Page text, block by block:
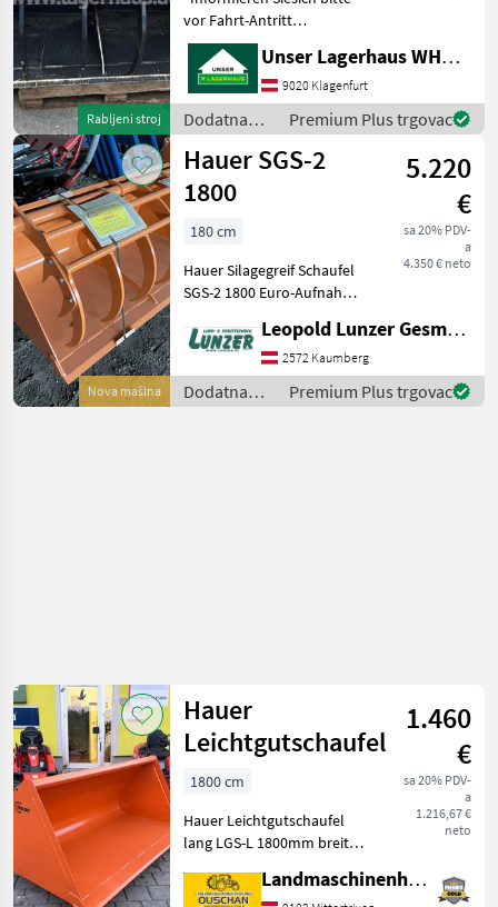
Rabljeni stroj
vor Fahrt-Antritt
telefonisch, ob die von
Ihnen angefragte
Maschineaktuell bei uns am
Lager steht. Wir inserieren
auch Maschinen, die si
Unser Lagerhaus WHG, Kärnten, Klagenfurt
9020 Klagenfurt
Dodatna
oprema za
traktore /
Hauer
Premium Plus trgovac
Nova mašina
Hauer SGS-2
1800
5.220
€
sa 20% PDV-
a
4.350 € neto
180 cm
Hauer Silagegreif Schaufel
SGS-2 1800 Euro-Aufnahme
700mm Tiefe: 1020mm
Öffnungsweite: 1320
Fassungsvermögen 0, 87m3
Verstärkte Seiten
Leopold Lunzer GesmbH
2572 Kaumberg
Dodatna
oprema za
Premium Plus trgovac
Hauer
Leichtgutschaufel
1.460
€
sa 20% PDV-
a
1.216,67 €
neto
1800 cm
Hauer Leichtgutschaufel
lang LGS-L 1800mm breit
-Breite 1800mm -Tiefe
Landmaschinenhandel Ouschan Anton